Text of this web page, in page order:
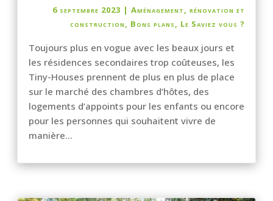
6 septembre 2023 | Aménagement, rénovation et
construction, Bons plans, Le Saviez vous ?
Toujours plus en vogue avec les beaux jours et
les résidences secondaires trop coûteuses, les
Tiny-Houses prennent de plus en plus de place
sur le marché des chambres d’hôtes, des
logements d’appoints pour les enfants ou encore
pour les personnes qui souhaitent vivre de
manière...